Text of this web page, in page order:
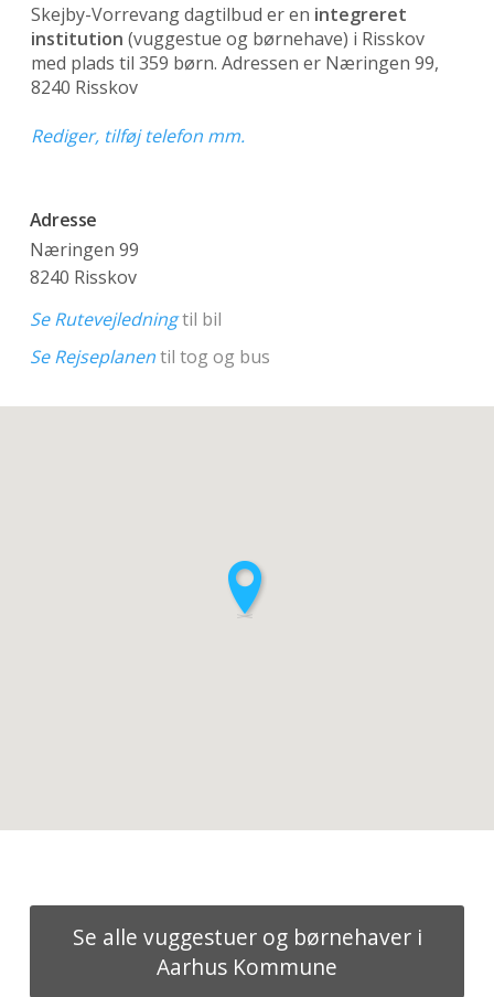
Skejby-Vorrevang dagtilbud er en integreret
institution (vuggestue og børnehave) i Risskov
med plads til 359 børn. Adressen er Næringen 99,
8240 Risskov
Rediger, tilføj telefon mm.
Adresse
Næringen 99
8240 Risskov
Se Rutevejledningtil bil
Se Rejseplanentil tog og bus
Se alle vuggestuer og børnehaver i
Aarhus Kommune